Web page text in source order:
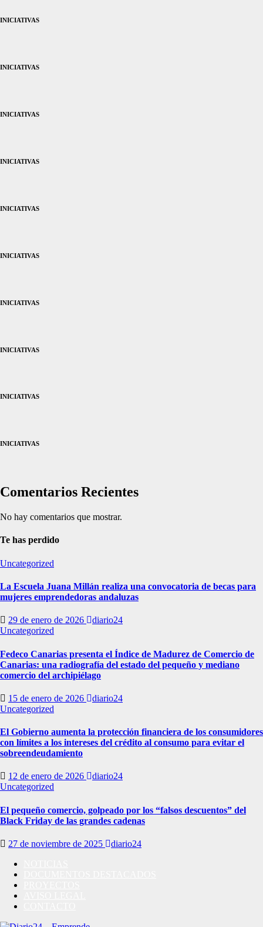
INICIATIVAS
INICIATIVAS
INICIATIVAS
INICIATIVAS
INICIATIVAS
INICIATIVAS
INICIATIVAS
INICIATIVAS
INICIATIVAS
INICIATIVAS
Comentarios Recientes
No hay comentarios que mostrar.
Te has perdido
Uncategorized
La Escuela Juana Millán realiza una convocatoria de becas para
mujeres emprendedoras andaluzas
29 de enero de 2026
diario24
Uncategorized
Fedeco Canarias presenta el Índice de Madurez de Comercio de
Canarias: una radiografía del estado del pequeño y mediano
comercio del archipiélago
15 de enero de 2026
diario24
Uncategorized
El Gobierno aumenta la protección financiera de los consumidores
con límites a los intereses del crédito al consumo para evitar el
sobreendeudamiento
12 de enero de 2026
diario24
Uncategorized
El pequeño comercio, golpeado por los “falsos descuentos” del
Black Friday de las grandes cadenas
27 de noviembre de 2025
diario24